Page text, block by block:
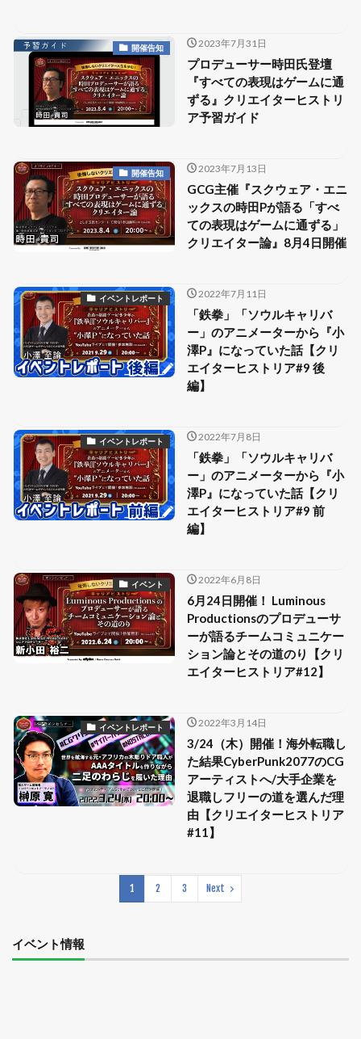
開催告知 2023年7月31日
プロデューサー時田氏登壇
『すべての表現はゲームに通
ずる』クリエイターヒストリ
ア予習ガイド
開催告知 2023年7月13日
GCG主催『スクウェア・エニ
ックスの時田Pが語る「すべ
ての表現はゲームに通ずる」
クリエイター論』8月4日開催
イベントレポート 2022年7月11日
「鉄拳」「ソウルキャリバ
ー」のアニメーターから『小
澤P』になっていた話【クリ
エイターヒストリア#9 後
編】
イベントレポート 2022年7月8日
「鉄拳」「ソウルキャリバ
ー」のアニメーターから『小
澤P』になっていた話【クリ
エイターヒストリア#9 前
編】
イベント 2022年6月8日
6月24日開催！ Luminous
Productionsのプロデューサ
ーが語るチームコミュニケー
ション論とその道のり【クリ
エイターヒストリア#12】
イベントレポート 2022年3月14日
3/24（木）開催！海外転職し
た結果CyberPunk2077のCG
アーティストへ/大手企業を
退職しフリーの道を選んだ理
由【クリエイターヒストリア
#11】
1 2 3 Next
イベント情報